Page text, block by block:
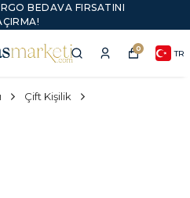
BEDAVA FIRSATINI
0 TR
Çift Kişilik